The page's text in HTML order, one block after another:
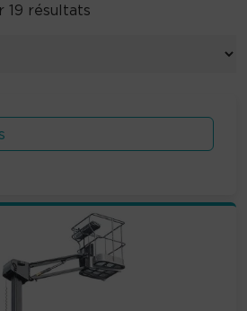
19 résultats